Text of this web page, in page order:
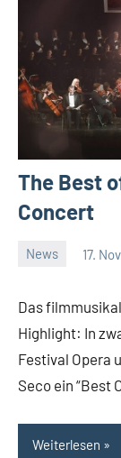
The Best
Concert
News 17.
Das
Highlight: In
Festival Opera
Seco ein “Best
Weiterlesen